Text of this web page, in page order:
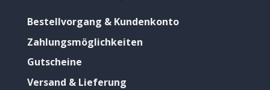
Bestellvorgang & Kundenkonto
Zahlungsmöglichkeiten
Gutscheine
Versand & Lieferung